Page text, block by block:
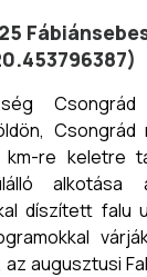
)
Csongrád
re keletre
díszített falu
augusztusi